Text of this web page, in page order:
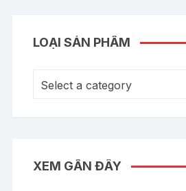
LOẠI SẢN PHẨM
Select a category
XEM GẦN ĐÂY